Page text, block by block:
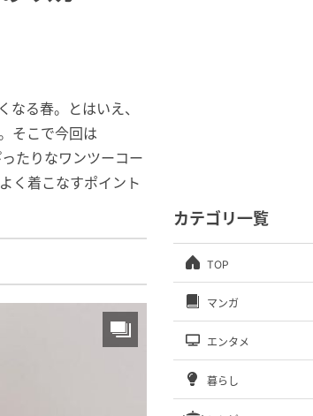
る春。とはいえ、
そこで今回は
たりなワンツーコー
く着こなすポイント
カテゴリ一覧
TOP
マンガ
エンタメ
暮らし